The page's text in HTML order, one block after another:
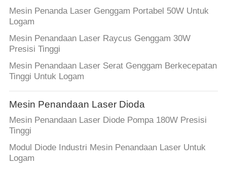
Mesin Penanda Laser Genggam Portabel 50W Untuk
Logam
Mesin Penandaan Laser Raycus Genggam 30W
Presisi Tinggi
Mesin Penandaan Laser Serat Genggam Berkecepatan
Tinggi Untuk Logam
Mesin Penandaan Laser Dioda
Mesin Penandaan Laser Diode Pompa 180W Presisi
Tinggi
Modul Diode Industri Mesin Penandaan Laser Untuk
Logam